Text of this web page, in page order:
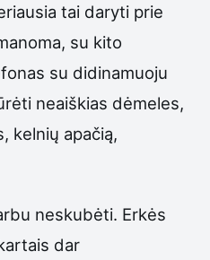
tai daryti prie
su kito
su didinamuoju
neaiškias dėmeles,
kelnių apačią,
neskubėti. Erkės
dar